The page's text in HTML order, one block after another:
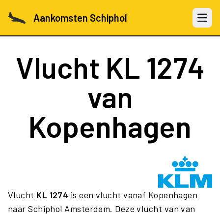
Aankomsten Schiphol Open
Vlucht KL 1274
van
Kopenhagen
Vlucht KL 1274 is een vlucht vanaf Kopenhagen
naar Schiphol Amsterdam. Deze vlucht van van